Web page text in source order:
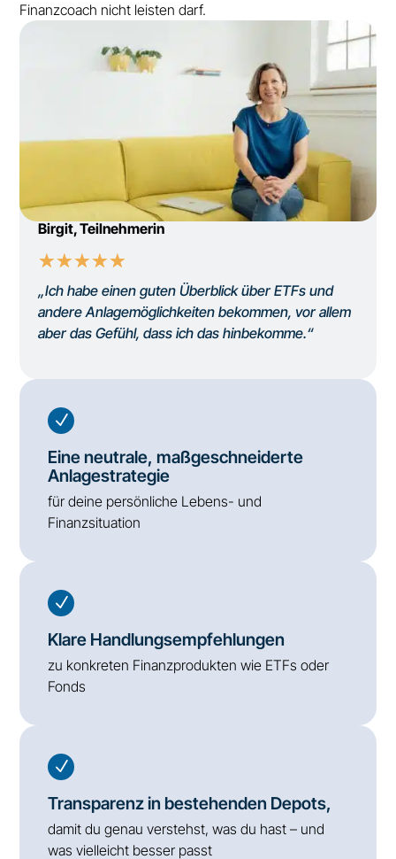
Finanzcoach nicht leisten darf.
Birgit, Teilnehmerin
☆☆☆☆☆
„Ich habe einen guten Überblick über ETFs und
andere Anlagemöglichkeiten bekommen, vor allem
aber das Gefühl, dass ich das hinbekomme.“
N
Eine neutrale, maßgeschneiderte
Anlagestrategie
für deine persönliche Lebens- und
Finanzsituation
N
Klare Handlungsempfehlungen
zu konkreten Finanzprodukten wie ETFs oder
Fonds
N
Transparenz in bestehenden Depots,
damit du genau verstehst, was du hast – und
was vielleicht besser passt